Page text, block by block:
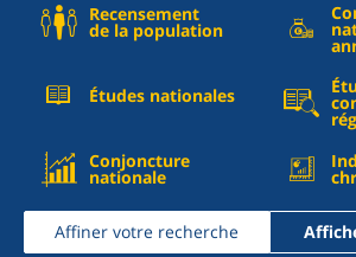
Recensement
de la population
Études nationales
Conjoncture
nationale
Affiner votre recherche